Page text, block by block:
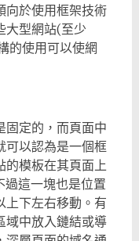
向於使用框架技術
大型網站(至少
的使用可以使網
固定的，而頁面中
可以認為是一個框
的模板在其頁面上
過這一塊也是位置
上下左右移動。有
域中放入鏈結或導